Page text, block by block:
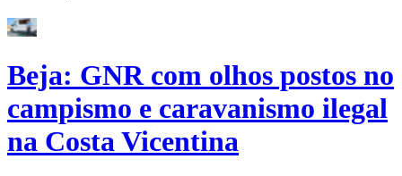
Beja: GNR com olhos postos no
campismo e caravanismo ilegal
na Costa Vicentina